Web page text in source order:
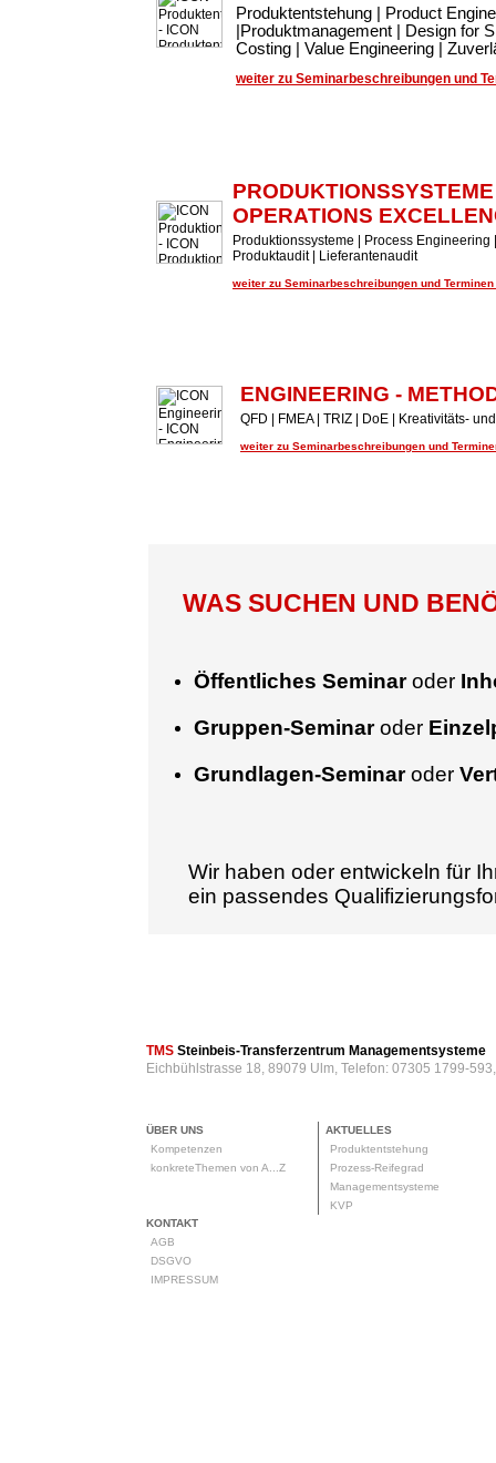
Produktentstehung | Product
|Produktmanagement | Design for
Costing | Value Engineering |
weiter zu Seminarbeschreibungen und
OPERATIONS
Produktionssysteme | Process
Produktaudit | Lieferantenaudit
weiter zu Seminarbeschreibungen und Terminen
ENGINEERING -
QFD | FMEA | TRIZ | DoE | Kreativitäts-
weiter zu Seminarbeschreibungen und
WAS SUCHEN UND
Öffentliches Seminaroder
Gruppen-Seminaroder
Grundlagen-Seminaroder
Wir haben oder entwickeln für
ein passendes
TMS Steinbeis-Transferzentrum Managementsysteme
Eichbühlstrasse 18, 89079 Ulm, Telefon: 07305 1799-
ÜBER UNS
Kompetenzen
konkreteThemen von A...Z
AKTUELLES
Produktentstehung
Prozess-Reifegrad
Managementsysteme
KVP
KONTAKT
AGB
DSGVO
IMPRESSUM